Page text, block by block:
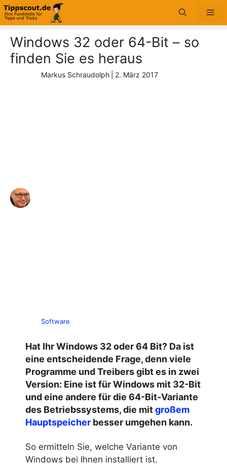
Zum
Inhalt
Windows 32 oder 64-Bit – so
finden Sie es heraus
Markus Schraudolph 2. März 2017
Software
Hat Ihr Windows 32 oder 64 Bit? Da ist
eine entscheidende Frage, denn viele
Programme und Treibers gibt es in zwei
Version: Eine ist für Windows mit 32-Bit
und eine andere für die 64-Bit-Variante
des Betriebssystems, die mitgroßem
Hauptspeicher besser umgehen kann.
So ermitteln Sie, welche Variante von
Windows bei Ihnen installiert ist.